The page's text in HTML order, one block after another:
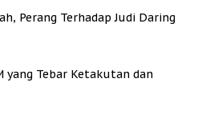
Perang Terhadap Judi Daring
yang Tebar Ketakutan dan